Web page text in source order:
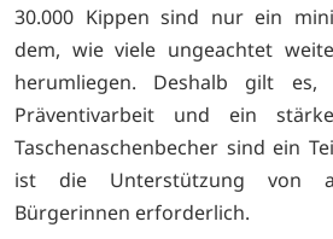
30.000 Kippen sind nur ein
dem, wie viele ungeachtet
herumliegen. Deshalb gilt
Präventivarbeit und ein
Taschenaschenbecher sind ein
ist die Unterstützung von
Bürgerinnen erforderlich.